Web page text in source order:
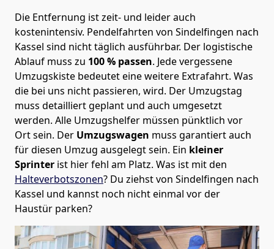
Die Entfernung ist zeit- und leider auch
kostenintensiv. Pendelfahrten von Sindelfingen nach
Kassel sind nicht täglich ausführbar. Der logistische
Ablauf muss zu 100 % passen. Jede vergessene
Umzugskiste bedeutet eine weitere Extrafahrt. Was
die bei uns nicht passieren, wird. Der Umzugstag
muss detailliert geplant und auch umgesetzt
werden. Alle Umzugshelfer müssen pünktlich vor
Ort sein. Der Umzugswagen muss garantiert auch
für diesen Umzug ausgelegt sein. Ein kleiner
Sprinter ist hier fehl am Platz. Was ist mit den
Halteverbotszonen? Du ziehst von Sindelfingen nach
Kassel und kannst noch nicht einmal vor der
Haustür parken?